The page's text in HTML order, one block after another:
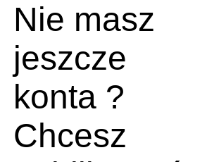
Nie masz
jeszcze
konta ?
Chcesz